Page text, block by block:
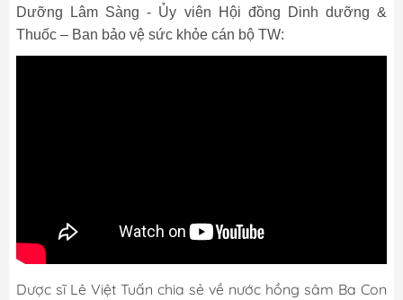
Dưỡng Lâm Sàng - Ủy viên Hội đồng Dinh dưỡng &
Thuốc – Ban bảo vệ sức khỏe cán bộ TW:
Dược sĩ Lê Việt Tuấn chia sẻ về nước hồng sâm Ba Con